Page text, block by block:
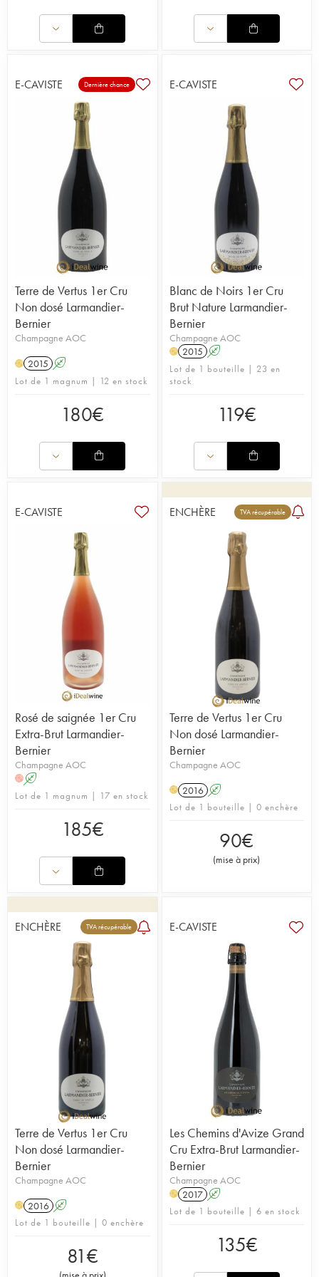
E-CAVISTE Dernière chance
Terre de Vertus 1er Cru
Non dosé Larmandier-
Bernier
Champagne AOC
H 2015 A
Lot de 1 magnum | 12 en stock
180€
E-CAVISTE
Blanc de Noirs 1er Cru
Brut Nature Larmandier-
Bernier
Champagne AOC
H 2015 A
Lot de 1 bouteille | 23 en
stock
119€
E-CAVISTE
Rosé de saignée 1er Cru
Extra-Brut Larmandier-
Bernier
Champagne AOC
H A
Lot de 1 magnum | 17 en stock
185€
ENCHÈRE TVA récupérable
Terre de Vertus 1er Cru
Non dosé Larmandier-
Bernier
Champagne AOC
H 2016 A
Lot de 1 bouteille | 0 enchère
90€
(mise à prix)
ENCHÈRE TVA récupérable
Terre de Vertus 1er Cru
Non dosé Larmandier-
Bernier
Champagne AOC
H 2016 A
Lot de 1 bouteille | 0 enchère
81€
E-CAVISTE
Les Chemins d'Avize Grand
Cru Extra-Brut Larmandier-
Bernier
Champagne AOC
H 2017 A
Lot de 1 bouteille | 6 en stock
135€